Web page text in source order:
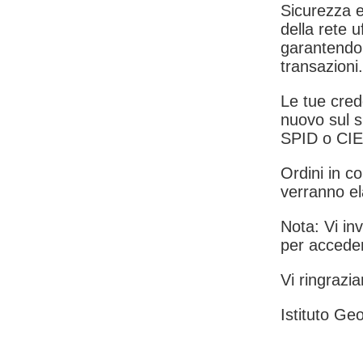
Sicurezza
della rete
transazioni.
Le tue
nuovo sul
SPID o
Ordini in
verranno
Nota: Vi
per
Vi
Istituto